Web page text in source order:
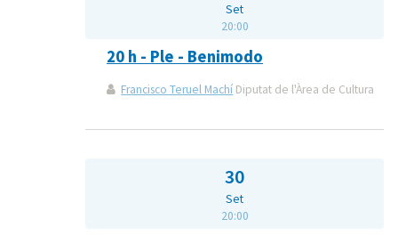
Set
20:00
20 h - Ple - Benimodo
Francisco Teruel Machí Diputat de l'Àrea de Cultura
30
Set
20:00